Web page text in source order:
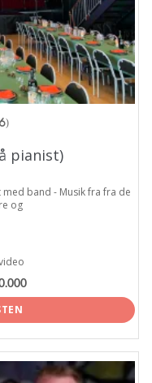
pianist)
med band - Musik fra fra de
og